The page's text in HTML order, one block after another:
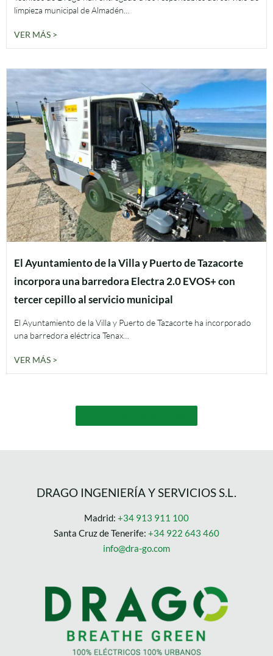
limpieza municipal de Almadén…
VER MÁS >
El Ayuntamiento de la Villa y Puerto de Tazacorte
incorpora una barredora Electra 2.0 EVOS+ con
tercer cepillo al servicio municipal
El Ayuntamiento de la Villa y Puerto de Tazacorte ha incorporado
una barredora eléctrica Tenax…
VER MÁS >
DRAGO INGENIERÍA Y SERVICIOS S.L.
Madrid: +34 913 911 100
Santa Cruz de Tenerife: +34 922 643 460
info@dra-go.com